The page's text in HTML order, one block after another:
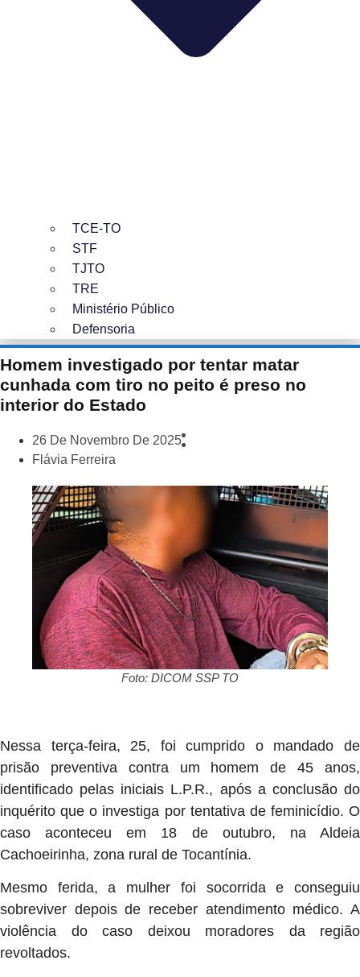
TCE-TO
STF
TJTO
TRE
Ministério Público
Defensoria
Homem investigado por tentar matar
cunhada com tiro no peito é preso no
interior do Estado
26 De Novembro De 2025
Flávia Ferreira
Foto: DICOM SSP TO
Nessa terça-feira, 25, foi cumprido o mandado de
prisão preventiva contra um homem de 45 anos,
identificado pelas iniciais L.P.R., após a conclusão do
inquérito que o investiga por tentativa de feminicídio. O
caso aconteceu em 18 de outubro, na Aldeia
Cachoeirinha, zona rural de Tocantínia.
Mesmo ferida, a mulher foi socorrida e conseguiu
sobreviver depois de receber atendimento médico. A
violência do caso deixou moradores da região
revoltados.